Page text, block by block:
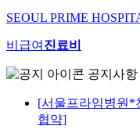
SEOUL PRIME
비급여 진료비
공지사항
[서울프라임병원*
협약]